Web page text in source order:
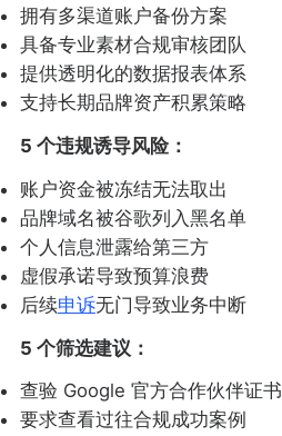
拥有多渠道账户备份方案
具备专业素材合规审核团队
提供透明化的数据报表体系
支持长期品牌资产积累策略
5 个违规诱导风险：
账户资金被冻结无法取出
品牌域名被谷歌列入黑名单
个人信息泄露给第三方
虚假承诺导致预算浪费
后续申诉无门导致业务中断
5 个筛选建议：
查验 Google 官方合作伙伴证书
要求查看过往合规成功案例